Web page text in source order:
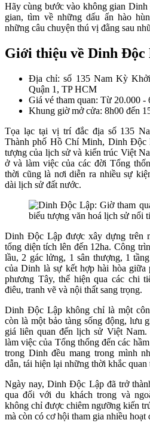
Hãy cùng bước vào không gian
gian, tìm về những dấu ấn hào
những câu chuyện thú vị đằng sau
Giới thiệu về Dinh Độc
Địa chỉ: số 135 Nam Kỳ
Quận 1, TP HCM
Giá vé tham quan: Từ 20.000
Khung giờ mở cửa: 8h00 đến
Tọa lạc tại vị trí đắc địa số 135
Thành phố Hồ Chí Minh, Dinh Độc
tượng của lịch sử và kiến trúc Việt
ở và làm việc của các đời Tổng
thời cũng là nơi diễn ra nhiều sự
dài lịch sử đất nước.
Dinh Độc Lập được xây dựng trên
tổng diện tích lên đến 12ha. Công
lầu, 2 gác lửng, 1 sân thượng, 1
của Dinh là sự kết hợp hài hòa
phương Tây, thể hiện qua các chi
điêu, tranh vẽ và nội thất sang trọng.
Dinh Độc Lập không chỉ là một
còn là một bảo tàng sống động, lưu
giá liên quan đến lịch sử Việt
làm việc của Tổng thống đến các
trong Dinh đều mang trong mình
dẫn, tái hiện lại những thời khắc quan
Ngày nay, Dinh Độc Lập đã trở
qua đối với du khách trong và
không chỉ được chiêm ngưỡng kiến
mà còn có cơ hội tham gia nhiều